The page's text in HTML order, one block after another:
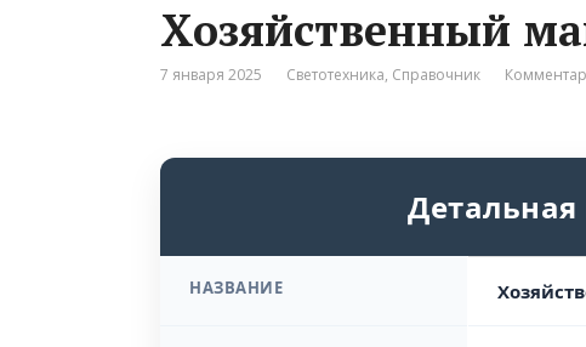
Хозяйственный
7 января 2025 Светотехника, Справочник
НАЗВАНИЕ